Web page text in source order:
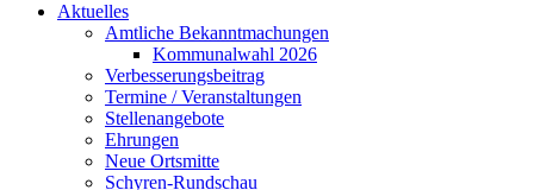
Aktuelles
Amtliche Bekanntmachungen
Kommunalwahl 2026
Verbesserungsbeitrag
Termine / Veranstaltungen
Stellenangebote
Ehrungen
Neue Ortsmitte
Schyren-Rundschau